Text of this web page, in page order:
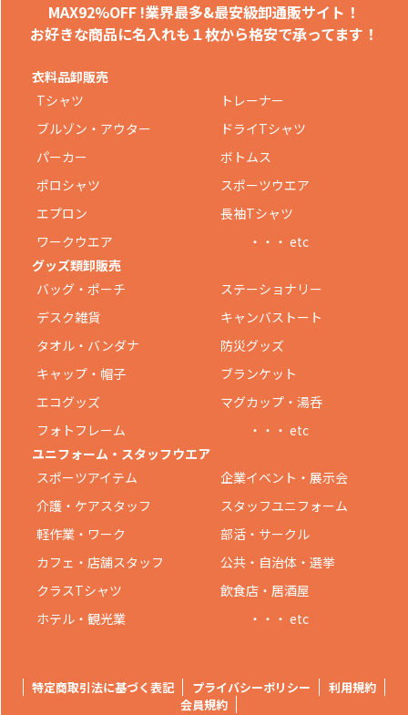
MAX92%OFF !業界最多&最安級卸通販サイト！
お好きな商品に名入れも １枚から格安で承ってます！
衣料品卸販売
Tシャツ
トレーナー
ブルゾン・アウター
ドライTシャツ
パーカー
ボトムス
ポロシャツ
スポーツウエア
エプロン
長袖Tシャツ
ワークウエア
・・・ etc
グッズ類卸販売
バッグ・ポーチ
ステーショナリー
デスク雑貨
キャンバストート
タオル・バンダナ
防災グッズ
キャップ・帽子
ブランケット
エコグッズ
マグカップ・湯呑
フォトフレーム
・・・ etc
ユニフォーム・スタッフウエア
スポーツアイテム
企業イベント・展示会
介護・ケアスタッフ
スタッフユニフォーム
軽作業・ワーク
部活・サークル
カフェ・店舗スタッフ
公共・自治体・選挙
クラスTシャツ
飲食店・居酒屋
ホテル・観光業
・・・ etc
特定商取引法に基づく表記 プライバシーポリシー
利用規約
会員規約